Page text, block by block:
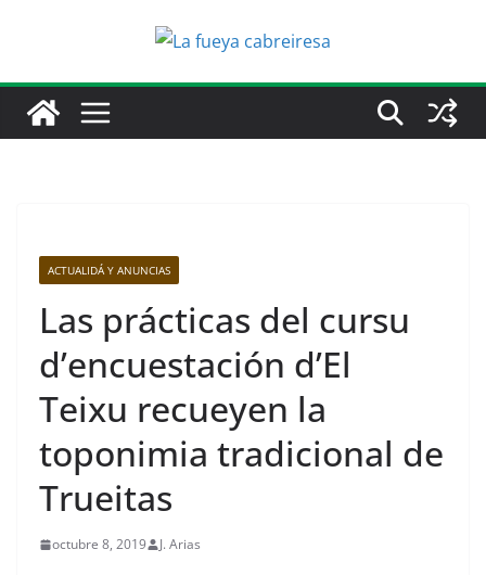
ACTUALIDÁ Y ANUNCIAS
Las prácticas del cursu
d’encuestación d’El
Teixu recueyen la
toponimia tradicional de
Trueitas
octubre 8, 2019 J. Arias